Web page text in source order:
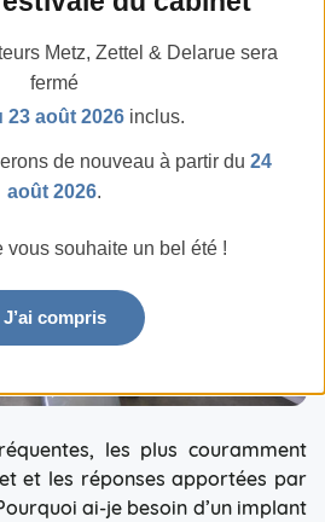
fréquentes
les plus couramment
et les réponses apportées par
ai-je besoin d’un implant
Metz, Zettel & Delarue sera
fermé
23 août 2026 inclus.
de nouveau à partir du 24
août 2026.
vous souhaite un bel été !
J’ai compris